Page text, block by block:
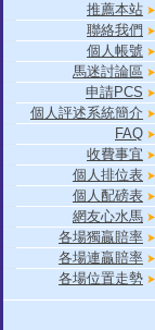
推薦本站
聯絡我們
個人帳號
馬迷討論區
申請PCS
個人評述系統簡介
FAQ
收費事宜
個人排位表
個人配磅表
網友心水馬
各場獨贏賠率
各場連贏賠率
各場位置走勢